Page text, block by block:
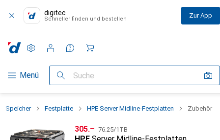
digitec
Schneller finden und bestellen Zur App
Navigation nach Kategorien
Menü Suche
Einstellungen
Kundenkonto
Vergleichslisten
Merklisten
Warenkorb
Speicher Festplatte HPE Server Midline-Festplatten Zubehör
CHF
305.– CHF
76.25/1TB